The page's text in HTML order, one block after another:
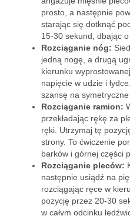
prosto, a następnie
starając się dotknąć
15-30 sekund, dbając
Rozciąganie nóg:
jedną nogę, a drugą
kierunku
napięcie w udzie i
szansę na symetryczne
Rozciąganie ramion:
przekładając rękę za
ręki. Utrzymaj tę
strony. To ćwiczenie
barków i górnej części
Rozciąganie pleców:
następnie usiądź na
rozciągając ręce w
pozycję przez 20-30
w całym odcinku